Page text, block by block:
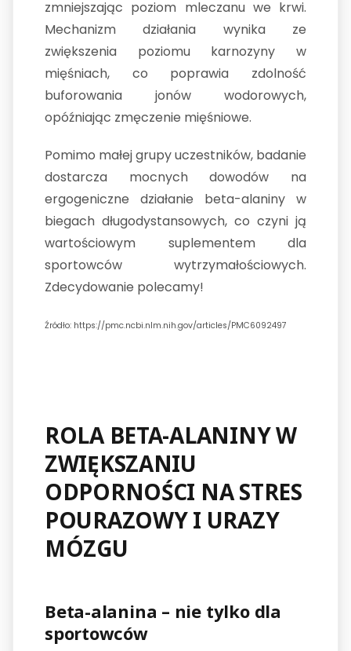
zmniejszając poziom mleczanu we krwi.
Mechanizm działania wynika ze
zwiększenia poziomu karnozyny w
mięśniach, co poprawia zdolność
buforowania jonów wodorowych,
opóźniając zmęczenie mięśniowe.
Pomimo małej grupy uczestników, badanie
dostarcza mocnych dowodów na
ergogeniczne działanie beta-alaniny w
biegach długodystansowych, co czyni ją
wartościowym suplementem dla
sportowców wytrzymałościowych.
Zdecydowanie polecamy!
Źródło: https://pmc.ncbi.nlm.nih.gov/articles/PMC6092497
ROLA BETA-ALANINY W
ZWIĘKSZANIU
ODPORNOŚCI NA STRES
POURAZOWY I URAZY
MÓZGU
Beta-alanina – nie tylko dla
sportowców